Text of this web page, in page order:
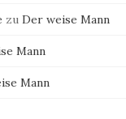
zu Der weise Mann
Mann
Mann